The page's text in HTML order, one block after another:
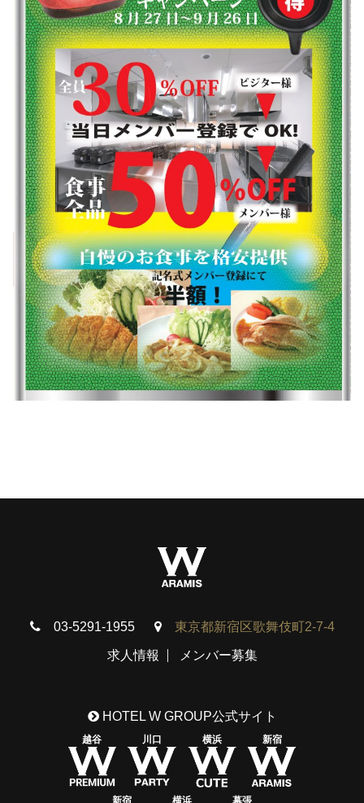
03-5291-1955 東京都新宿区歌舞伎町2-7-4
求人情報 メンバー募集
HOTEL W GROUP公式サイト
越谷 川口 横浜 新宿
新宿 横浜 幕張